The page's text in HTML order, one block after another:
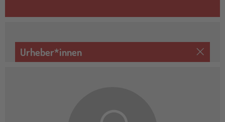
Urheber*innen